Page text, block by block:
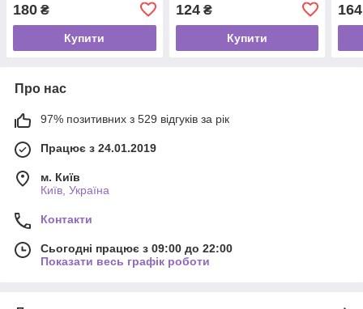
180 ₴
Купити
124₴
Купити
164
Про нас
97% позитивних з 529 відгуків за рік
Працює з 24.01.2019
м. Київ
Київ, Україна
Контакти
Сьогодні працює з 09:00 до 22:00
Показати весь графік роботи